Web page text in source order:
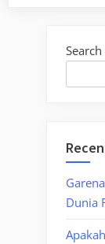
Search
Dunia